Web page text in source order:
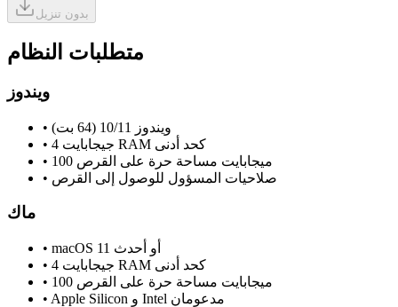
بدون تنزيل
متطلبات النظام
ويندوز
•
ويندوز 10/11 (64 بت)
•
4 جيجابايت RAM كحد أدنى
•
100 ميجابايت مساحة حرة على القرص
• صلاحيات المسؤول للوصول إلى القرص
ماك
•
macOS 11 أو أحدث
•
4 جيجابايت RAM كحد أدنى
•
100 ميجابايت مساحة حرة على القرص
•
Apple Silicon و Intel مدعومان